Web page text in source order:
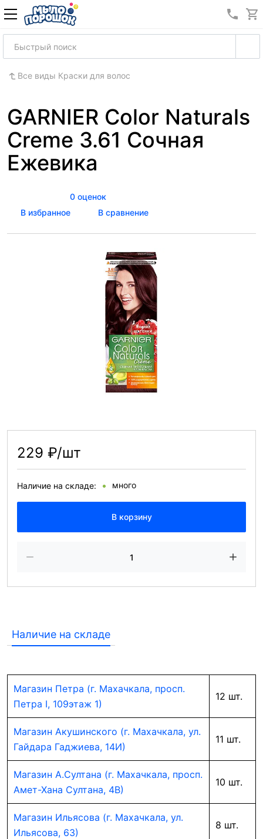
8
Все виды Краски для волос
GARNIER Color Naturals
Creme 3.61 Сочная
Ежевика
0 оценок
В избранное
В сравнение
229 ₽/шт
Наличие на складе: много
В корзину
Наличие на складе
Магазин Петра (г. Махачкала, просп.
Петра I, 109этаж 1)
12 шт.
Магазин Акушинского (г. Махачкала, ул.
Гайдара Гаджиева, 14И)
11 шт.
Магазин А.Султана (г. Махачкала, просп.
Амет-Хана Султана, 4В)
10 шт.
Магазин Ильясова (г. Махачкала, ул.
Ильясова, 63)
8 шт.